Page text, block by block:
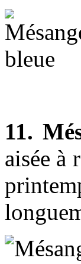
11.
aisée à